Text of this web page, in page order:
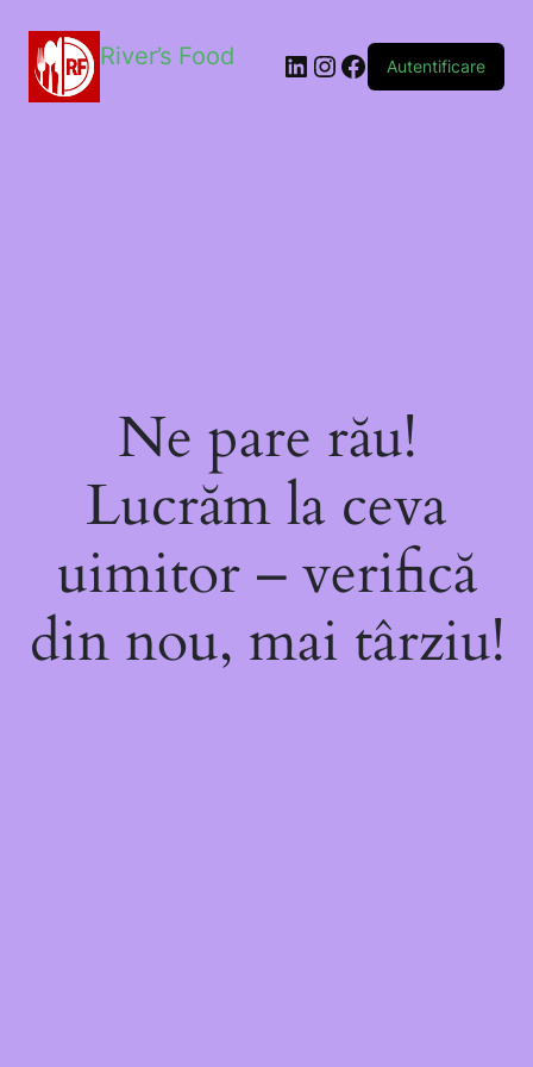
River’s Food Autentificare
Ne pare rău!
Lucrăm la ceva
uimitor – verifică
din nou, mai târziu!